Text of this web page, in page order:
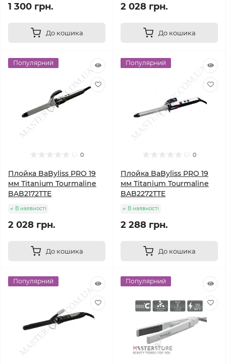
1 300 грн.
До кошика
2 028 грн.
До кошика
Популярний
0
Плойка BaByliss PRO 19
мм Titanium Tourmaline
BAB2172TTE
В наявності
2 028 грн.
До кошика
Популярний
0
Плойка BaByliss PRO 19
мм Titanium Tourmaline
BAB2272TTE
В наявності
2 288 грн.
До кошика
Популярний Популярний